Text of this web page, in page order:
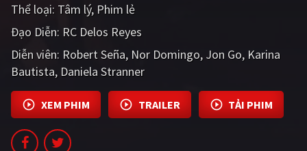
BLOG
Thể loại: Tâm lý Phim lẻ
Đạo Diễn: RC Delos Reyes
Diễn viên: Robert Seña Nor Domingo Jon Go Karina
Bautista Daniela Stranner
XEM PHIM TRAILER TẢI PHIM